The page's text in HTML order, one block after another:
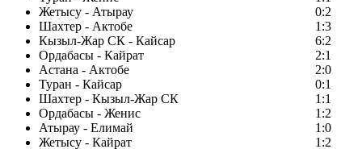
Жетысу - Атырау
0:2
Шахтер - Актобе
1:3
Кызыл-Жар СК - Кайсар
6:2
Ордабасы - Кайрат
2:1
Астана - Актобе
2:0
Туран - Кайсар
0:1
Шахтер - Кызыл-Жар СК
1:1
Ордабасы - Женис
1:2
Атырау - Елимай
1:0
Жетысу - Кайрат
1:2